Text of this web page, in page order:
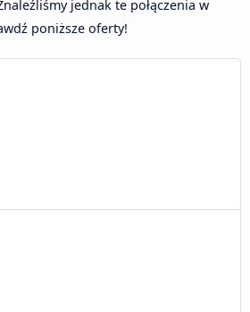
jednak te połączenia w
poniższe oferty!